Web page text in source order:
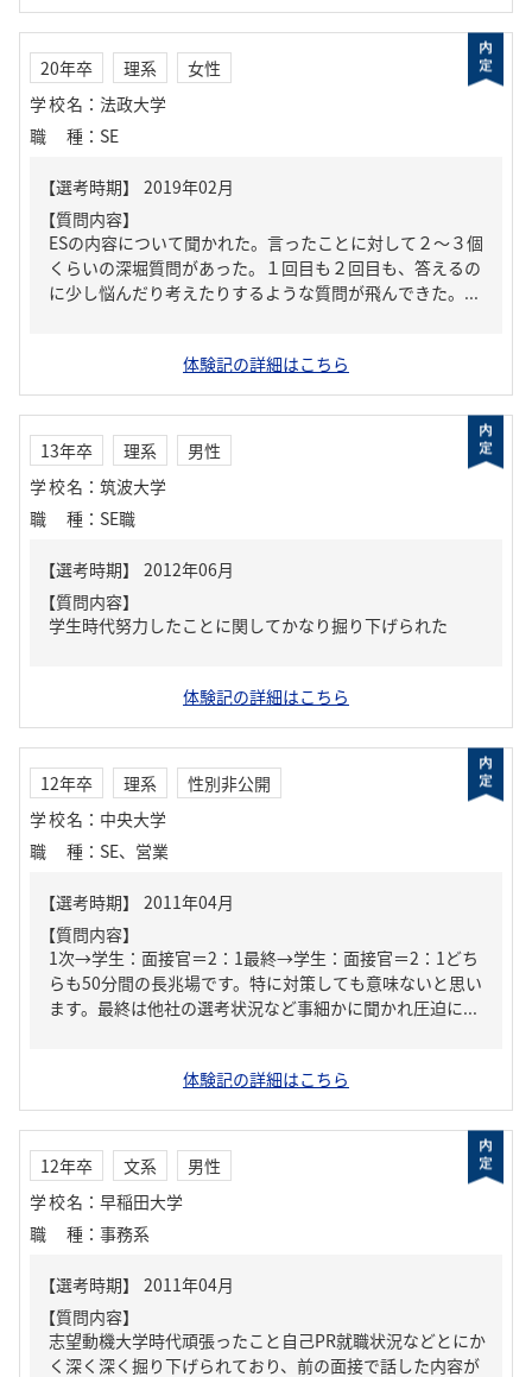
20年卒 理系
女性
学校名 ： 法政大学
職種 ： SE
【質問内容】
ESの内容について聞かれた。言ったことに対して２～３個
くらいの深堀質問があった。１回目も２回目も、答えるの
に少し悩んだり考えたりするような質問が飛んできた。...
体験記の詳細はこちら
13年卒 理系
男性
学校名 ： 筑波大学
職種 ： SE職
【質問内容】
学生時代努力したことに関してかなり掘り下げられた
体験記の詳細はこちら
12年卒 理系
性別非公開
学校名 ： 中央大学
職種 ： SE、営業
【質問内容】
1次→学生：面接官＝2：1最終→学生：面接官＝2：1どち
らも50分間の長兆場です。特に対策しても意味ないと思い
ます。最終は他社の選考状況など事細かに聞かれ圧迫に...
体験記の詳細はこちら
12年卒 文系
男性
学校名 ： 早稲田大学
職種 ： 事務系
【質問内容】
志望動機大学時代頑張ったこと自己PR就職状況などとにか
く深く深く掘り下げられており、前の面接で話した内容が